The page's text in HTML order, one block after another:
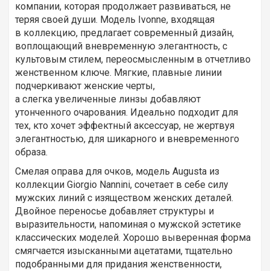
компании, которая продолжает развиваться, не
теряя своей души. Модель Ivonne, входящая
в коллекцию, предлагает современный дизайн,
воплощающий вневременную элегантность, с
культовым стилем, переосмысленным в отчетливо
женственном ключе. Мягкие, плавные линии
подчеркивают женские черты,
а слегка увеличенные линзы добавляют
утонченного очарования. Идеально подходит для
тех, кто хочет эффектный аксессуар, не жертвуя
элегантностью, для шикарного и вневременного
образа.
Смелая оправа для очков, модель Augusta из
коллекции Giorgio Nannini, сочетает в себе силу
мужских линий с изяществом женских деталей.
Двойное переносье добавляет структуры и
выразительности, напоминая о мужской эстетике
классических моделей. Хорошо выверенная форма
смягчается изысканными ацетатами, тщательно
подобранными для придания женственности,